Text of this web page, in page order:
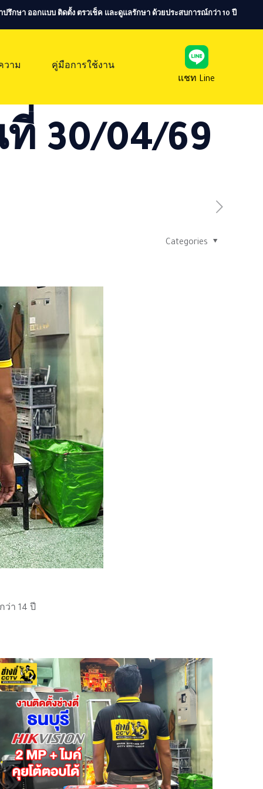
ปรึกษา ออกแบบ ติดตั้ง ตรวเช็ค และดูแลรักษา ด้วยประสบการณ์กว่า 10 ปี
วาม
คู่มือการใช้งาน
แชท Line
30/04/69
Categories
า 14 ปี